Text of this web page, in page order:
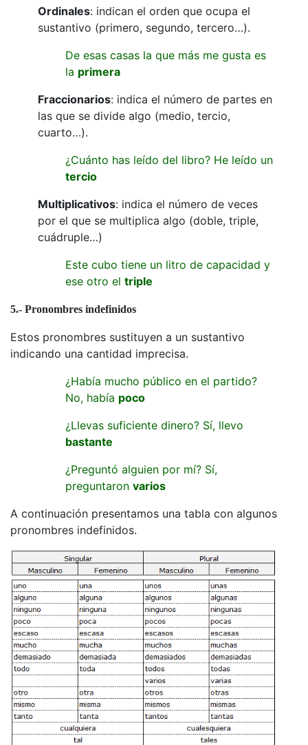
Ordinales: indican el orden que ocupa el
sustantivo (primero, segundo, tercero…).
De esas casas la que más me gusta es
la primera
Fraccionarios: indica el número de partes en
las que se divide algo (medio, tercio,
cuarto…).
¿Cuánto has leído del libro? He leído un
tercio
Multiplicativos: indica el número de veces
por el que se multiplica algo (doble, triple,
cuádruple…)
Este cubo tiene un litro de capacidad y
ese otro el triple
5.- Pronombres indefinidos
Estos pronombres sustituyen a un sustantivo
indicando una cantidad imprecisa.
¿Había mucho público en el partido?
No, había poco
¿Llevas suficiente dinero? Sí, llevo
bastante
¿Preguntó alguien por mí? Sí,
preguntaron varios
A continuación presentamos una tabla con algunos
pronombres indefinidos.